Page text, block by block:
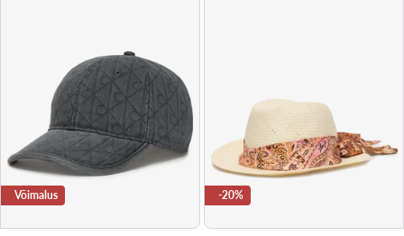
Võimalus -20%